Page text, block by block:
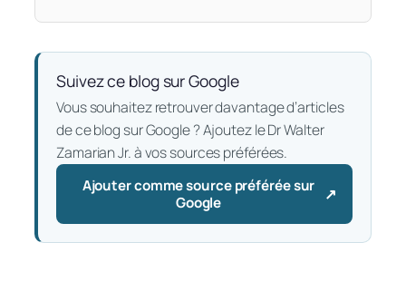
Suivez ce blog sur Google
Vous souhaitez retrouver davantage d’articles
de ce blog sur Google ? Ajoutez le Dr Walter
Zamarian Jr. à vos sources préférées.
Ajouter comme source préférée sur
Google
↗
— S’ouvre dans un nouvel